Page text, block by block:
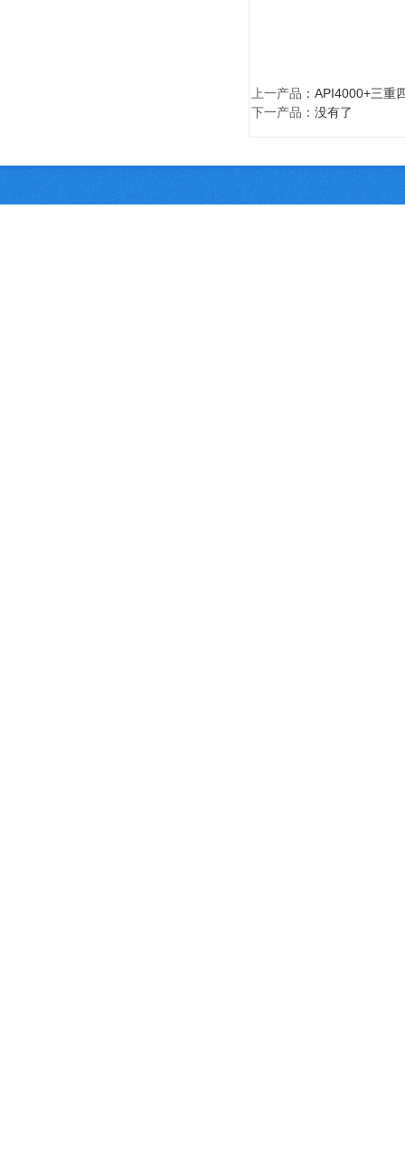
上一产品 ： API4000+三重
下一产品 ：没有了